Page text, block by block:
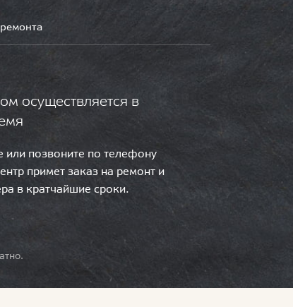
осуществляется в
или позвоните по телефону
примет заказ на ремонт и
в кратчайшие сроки.